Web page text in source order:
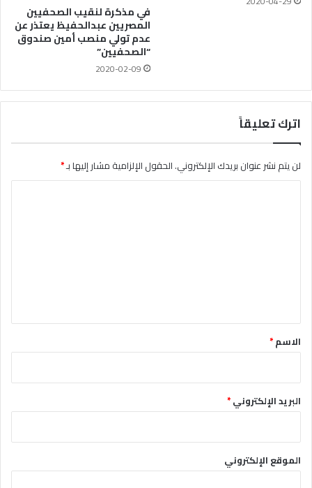
في مذكرة لنقيب الصحفيين
المصريين عبدالحفيظ يعتذر عن
عدم تولي منصب أمين صندوق
“الصحفيين”
2020-02-09
اترك تعليقاً
لن يتم نشر عنوان بريدك الإلكتروني.الحقول الإلزامية مشار إليها بـ*
*الاسم*
البريد الإلكتروني*
الموقع الإلكتروني